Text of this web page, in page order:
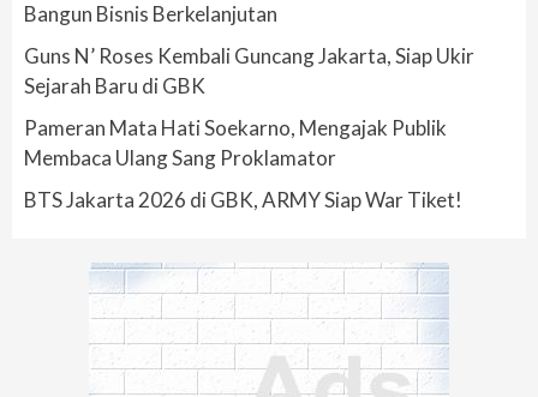
Bangun Bisnis Berkelanjutan
Guns N’ Roses Kembali Guncang Jakarta, Siap Ukir
Sejarah Baru di GBK
Pameran Mata Hati Soekarno, Mengajak Publik
Membaca Ulang Sang Proklamator
BTS Jakarta 2026 di GBK, ARMY Siap War Tiket!